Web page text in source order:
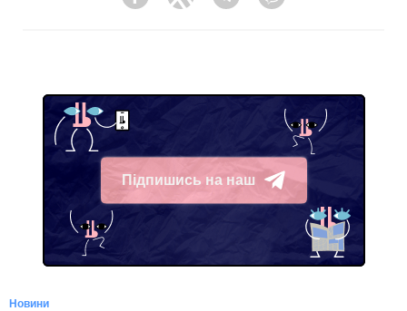
FacebookTwitter Telegram
Підпишись на наш
Telegram
Новини